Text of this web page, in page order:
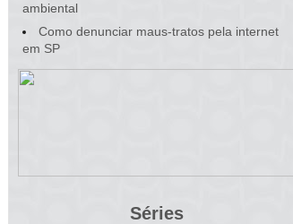
ambiental
Como denunciar maus-tratos pela internet
em SP
Séries